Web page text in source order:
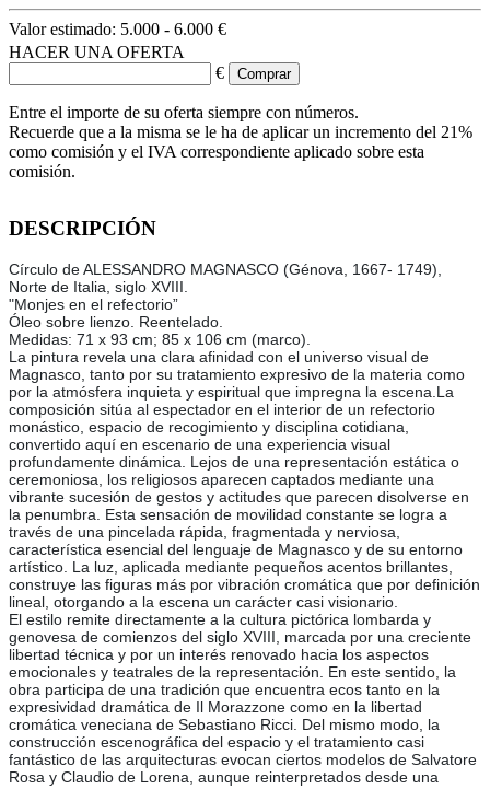
Valor estimado: 5.000 - 6.000 €
HACER UNA OFERTA
€
Entre el importe de su oferta siempre con números.
Recuerde que a la misma se le ha de aplicar un incremento del 21%
como comisión y el IVA correspondiente aplicado sobre esta
comisión.
DESCRIPCIÓN
Círculo de ALESSANDRO MAGNASCO (Génova, 1667- 1749),
Norte de Italia, siglo XVIII.
"Monjes en el refectorio”
Óleo sobre lienzo. Reentelado.
Medidas: 71 x 93 cm; 85 x 106 cm (marco).
La pintura revela una clara afinidad con el universo visual de
Magnasco, tanto por su tratamiento expresivo de la materia como
por la atmósfera inquieta y espiritual que impregna la escena.La
composición sitúa al espectador en el interior de un refectorio
monástico, espacio de recogimiento y disciplina cotidiana,
convertido aquí en escenario de una experiencia visual
profundamente dinámica. Lejos de una representación estática o
ceremoniosa, los religiosos aparecen captados mediante una
vibrante sucesión de gestos y actitudes que parecen disolverse en
la penumbra. Esta sensación de movilidad constante se logra a
través de una pincelada rápida, fragmentada y nerviosa,
característica esencial del lenguaje de Magnasco y de su entorno
artístico. La luz, aplicada mediante pequeños acentos brillantes,
construye las figuras más por vibración cromática que por definición
lineal, otorgando a la escena un carácter casi visionario.
El estilo remite directamente a la cultura pictórica lombarda y
genovesa de comienzos del siglo XVIII, marcada por una creciente
libertad técnica y por un interés renovado hacia los aspectos
emocionales y teatrales de la representación. En este sentido, la
obra participa de una tradición que encuentra ecos tanto en la
expresividad dramática de Il Morazzone como en la libertad
cromática veneciana de Sebastiano Ricci. Del mismo modo, la
construcción escenográfica del espacio y el tratamiento casi
fantástico de las arquitecturas evocan ciertos modelos de Salvatore
Rosa y Claudio de Lorena, aunque reinterpretados desde una